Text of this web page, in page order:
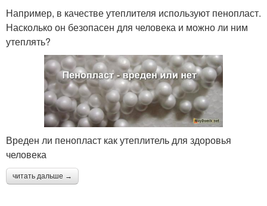
Например, в качестве утеплителя используют пенопласт.
Насколько он безопасен для человека и можно ли ним
утеплять?
Вреден ли пенопласт как утеплитель для здоровья
человека
читать дальше →